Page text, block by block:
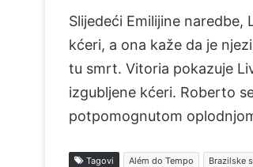
Slijedeći Emilijine
kćeri, a ona kaže da je
tu smrt. Vitoria pokazuje
izgubljene kćeri. Roberto
potpomognutom
Tagovi Além do Tempo Brazilske